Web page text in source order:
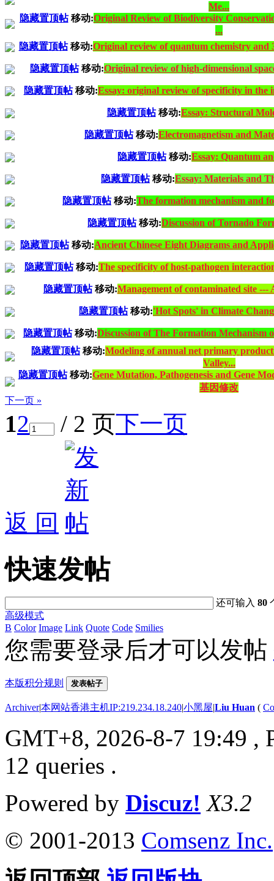
Me...
隐藏置顶帖移动:Original Review of Biodiversity
...
隐藏置顶帖移动:Original review of quantum chemistry and
隐藏置顶帖移动:Original review of high-dimensional
隐藏置顶帖移动:Essay: original review of specificity in the
隐藏置顶帖移动:Essay: Structural
隐藏置顶帖移动:Electromagnetism and
隐藏置顶帖移动:Essay: Quantum
隐藏置顶帖移动:Essay: Materials and
隐藏置顶帖移动:The formation mechanism and
隐藏置顶帖移动:Discussion of Tornado
隐藏置顶帖移动:Ancient Chinese Eight Diagrams and
隐藏置顶帖移动:The specificity of host-pathogen
隐藏置顶帖移动:Management of contaminated site
隐藏置顶帖移动:'Hot Spots' in Climate
隐藏置顶帖移动:Discussion of The Formation Mechanism
隐藏置顶帖移动:Modeling of annual net primary
Valley...
隐藏置顶帖移动:Gene Mutation, Pathogenesis and Gene
基因修改
下一页 »
12 / 2 页下一页
返 回
快速发帖
还可输入80
高级模式
B Color Image Link Quote Code Smilies
您需要登录后才可以发帖
本版积分规则 发表帖子
Archiver|本网站香港主机IP:219.234.18.240|小黑屋|Liu Huan (
GMT+8, 2026-8-7 19:49 ,
12 queries .
Powered by Discuz! X3.2
© 2001-2013 Comsenz Inc.